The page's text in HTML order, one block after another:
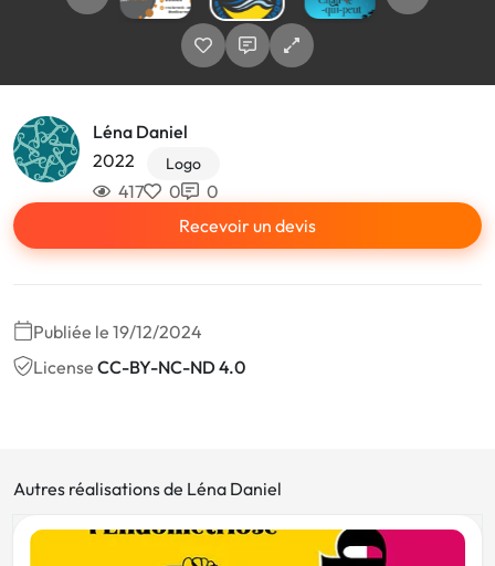
Léna Daniel
2022
Logo
417 0
0
Recevoir un devis
Publiée le 19/12/2024
License CC-BY-NC-ND 4.0
Autres réalisations de Léna Daniel